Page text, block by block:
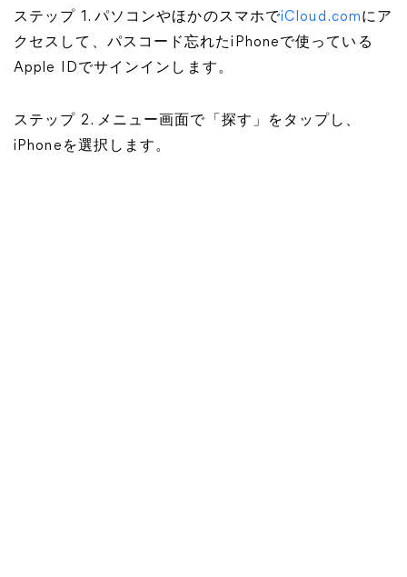
ステップ 1. パソコンやほかのスマホでiCloud.comにア
クセスして、パスコード忘れたiPhoneで使っている
Apple IDでサインインします。
ステップ 2. メニュー画面で「探す」をタップし、
iPhoneを選択します。